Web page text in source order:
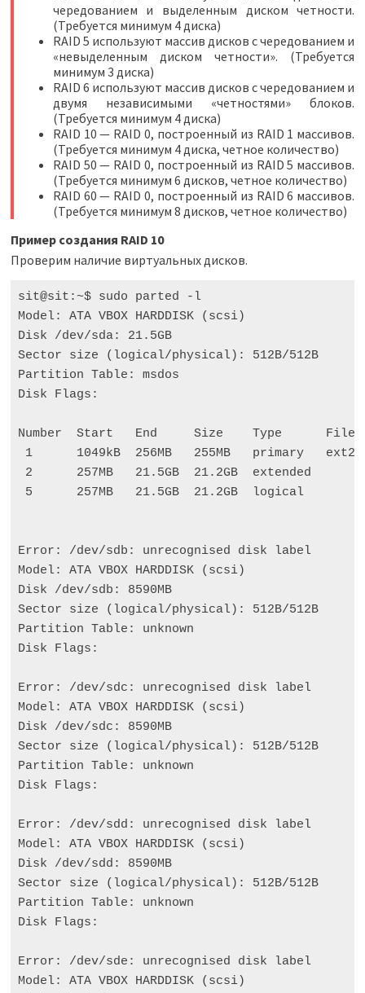
чередованием и выделенным диском четности.
(Требуется минимум 4 диска)
RAID 5 используют массив дисков с чередованием и
«невыделенным диском четности». (Требуется
минимум 3 диска)
RAID 6 используют массив дисков с чередованием и
двумя независимыми «четностями» блоков.
(Требуется минимум 4 диска)
RAID 10 — RAID 0, построенный из RAID 1 массивов.
(Требуется минимум 4 диска, четное количество)
RAID 50 — RAID 0, построенный из RAID 5 массивов.
(Требуется минимум 6 дисков, четное количество)
RAID 60 — RAID 0, построенный из RAID 6 массивов.
(Требуется минимум 8 дисков, четное количество)
Пример создания RAID 10
Проверим наличие виртуальных дисков.
sit@sit:~$ sudo parted -l
Model: ATA VBOX HARDDISK
( scsi)
Disk /dev/sda: 21.5GB
Sector size
( logical/physical) : 512B/512B
Partition Table: msdos
Disk Flags:
Number  Start   End     Size    Type      File
1
1049kB  256MB   255MB   primary   ext2
2
      257MB
21.5GB 21.2GB  extended
5
      257MB
21.5GB 21.2GB  logical
Error: /dev/sdb: unrecognised disk label
Model: ATA VBOX HARDDISK
( scsi)
Disk /dev/sdb: 8590MB
Sector size
( logical/physical) : 512B/512B
Partition Table: unknown
Disk Flags:
Error: /dev/sdc: unrecognised disk label
Model: ATA VBOX HARDDISK
( scsi)
Disk /dev/sdc: 8590MB
Sector size
( logical/physical) : 512B/512B
Partition Table: unknown
Disk Flags:
Error: /dev/sdd: unrecognised disk label
Model: ATA VBOX HARDDISK
( scsi)
Disk /dev/sdd: 8590MB
Sector size
( logical/physical) : 512B/512B
Partition Table: unknown
Disk Flags:
Error: /dev/sde: unrecognised disk label
Model: ATA VBOX HARDDISK
( scsi)